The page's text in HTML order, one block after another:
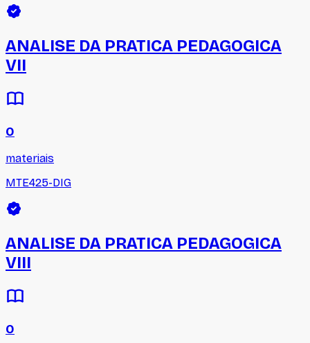
ANALISE DA PRATICA PEDAGOGICA
VII
0
materiais
MTE425-DIG
ANALISE DA PRATICA PEDAGOGICA
VIII
0